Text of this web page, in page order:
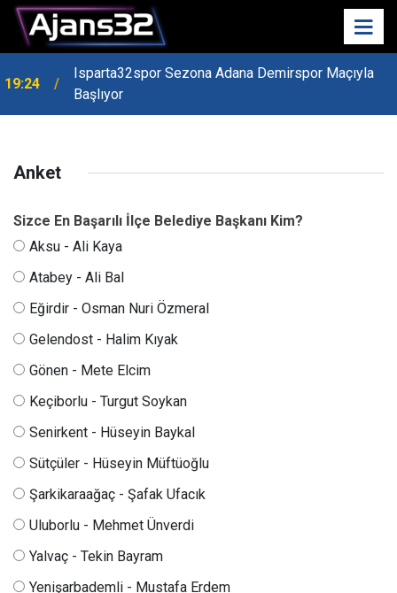
19:24
Isparta32spor Sezona Adana Demirspor Maçıyla
Başlıyor
Anket
Sizce En Başarılı İlçe Belediye Başkanı Kim?
Aksu - Ali Kaya
Atabey - Ali Bal
Eğirdir - Osman Nuri Özmeral
Gelendost - Halim Kıyak
Gönen - Mete Elcim
Keçiborlu - Turgut Soykan
Senirkent - Hüseyin Baykal
Sütçüler - Hüseyin Müftüoğlu
Şarkikaraağaç - Şafak Ufacık
Uluborlu - Mehmet Ünverdi
Yalvaç - Tekin Bayram
Yenişarbademli - Mustafa Erdem